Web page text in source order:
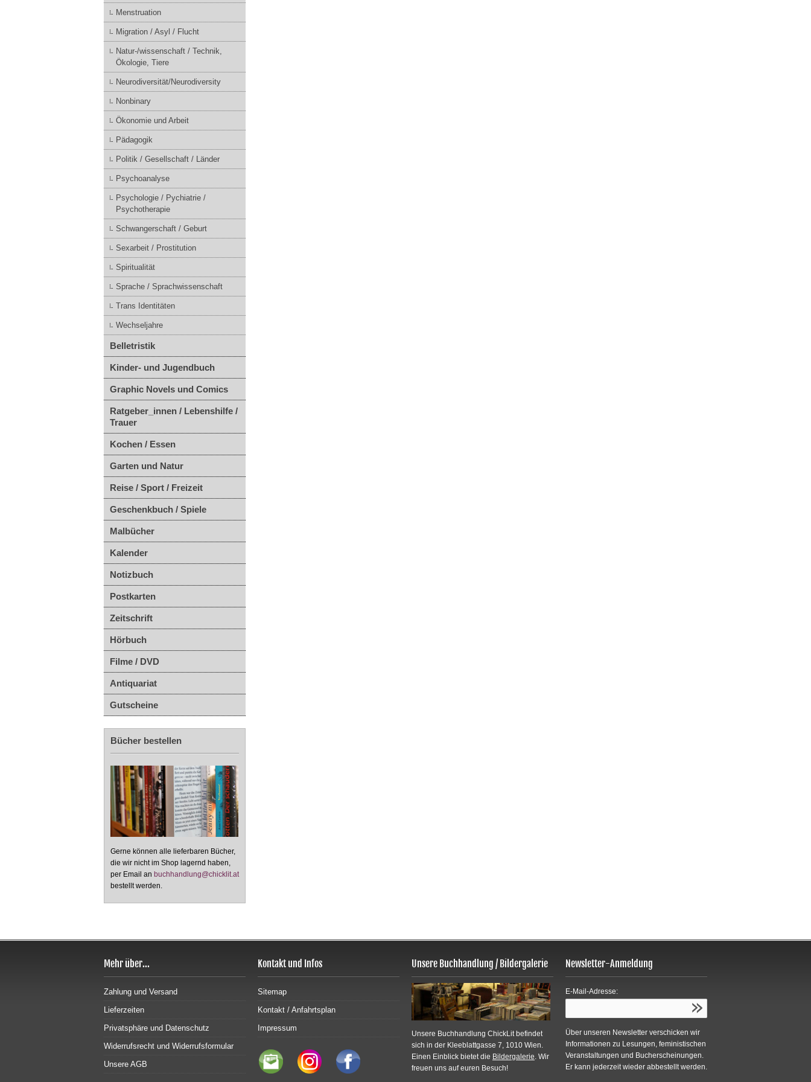
Menstruation
Migration / Asyl / Flucht
Natur-/wissenschaft / Technik,
Ökologie, Tiere
Neurodiversität/Neurodiversity
Nonbinary
Ökonomie und Arbeit
Pädagogik
Politik / Gesellschaft / Länder
Psychoanalyse
Psychologie / Pychiatrie /
Psychotherapie
Schwangerschaft / Geburt
Sexarbeit / Prostitution
Spiritualität
Sprache / Sprachwissenschaft
Trans Identitäten
Wechseljahre
Belletristik
Kinder- und Jugendbuch
Graphic Novels und Comics
Ratgeber_innen / Lebenshilfe /
Trauer
Kochen / Essen
Garten und Natur
Reise / Sport / Freizeit
Geschenkbuch / Spiele
Malbücher
Kalender
Notizbuch
Postkarten
Zeitschrift
Hörbuch
Filme / DVD
Antiquariat
Gutscheine
Bücher bestellen
Gerne können alle lieferbaren Bücher,
die wir nicht im Shop lagernd haben,
per Email an buchhandlung@chicklit.at
bestellt werden.
Mehr über...
Zahlung und Versand
Lieferzeiten
Privatsphäre und Datenschutz
Widerrufsrecht und Widerrufsformular
Unsere AGB
Kontakt und Infos
Sitemap
Kontakt / Anfahrtsplan
Impressum
Unsere Buchhandlung / Bildergalerie
Unsere Buchhandlung ChickLit befindet
sich in der Kleeblattgasse 7, 1010 Wien.
Einen Einblick bietet die Bildergalerie. Wir
freuen uns auf euren Besuch!
Newsletter-Anmeldung
E-Mail-Adresse:
Über unseren Newsletter verschicken wir
Informationen zu Lesungen, feministischen
Veranstaltungen und Bucherscheinungen.
Er kann jederzeit wieder abbestellt werden.